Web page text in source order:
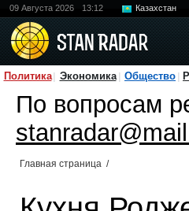
09 Августа 2026 13:12 Казахстан
Политика Экономика Общество
По вопросам
Главная страница /